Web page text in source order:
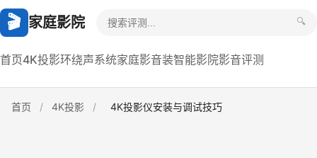
🎬 家庭影院
首页4K投影环绕声系统家庭影音装智能影院影音评测
🔍
首页 / 4K投影 / 4K投影仪安装与调试技巧